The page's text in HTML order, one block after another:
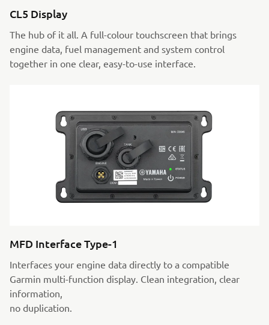
CL5 Display
The hub of it all. A full-colour touchscreen that brings
engine data, fuel management and system control
together in one clear, easy-to-use interface.
MFD Interface Type-1
Interfaces your engine data directly to a compatible
Garmin multi-function display. Clean integration, clear
information,
no duplication.